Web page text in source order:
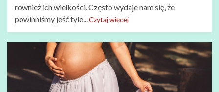
również ich wielkości. Często wydaje nam się, że
powinniśmy jeść tyle...Czytaj więcej